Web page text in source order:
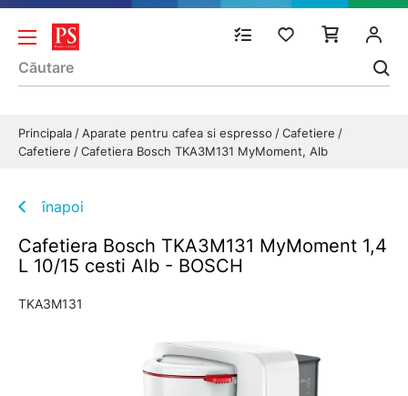
Principala Aparate pentru cafea si espresso
Cafetiere
Cafetiere
Cafetiera Bosch TKA3M131 MyMoment, Alb
înapoi
Cafetiera Bosch TKA3M131 MyMoment 1,4
L 10/15 cesti Alb - BOSCH
TKA3M131